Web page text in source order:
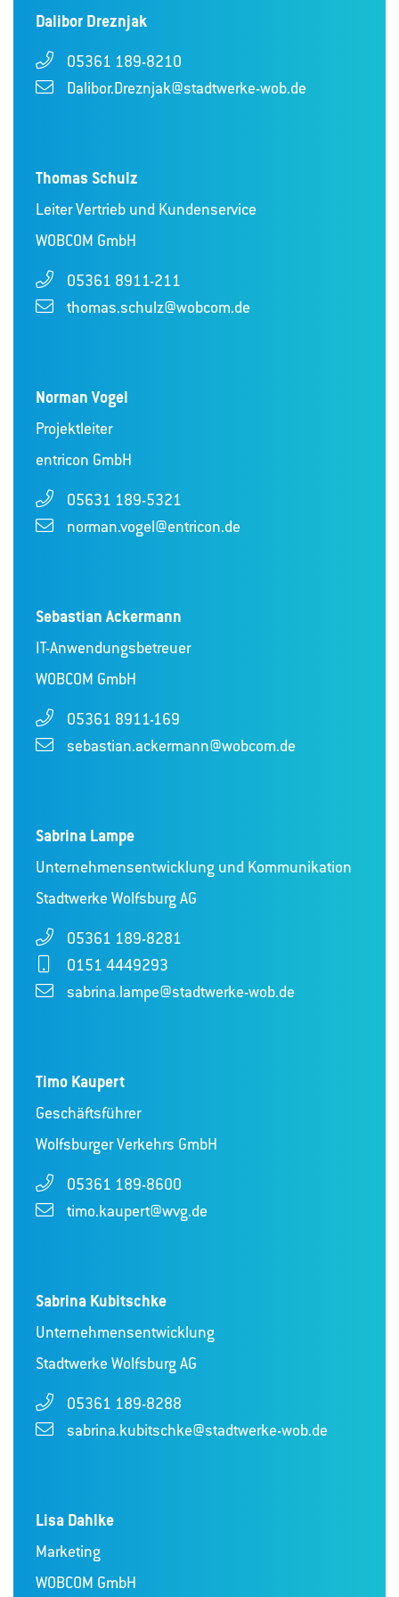
Dalibor Dreznjak
05361 189-8210
Dalibor.Dreznjak@stadtwerke-wob.de
Thomas Schulz
Leiter Vertrieb und Kundenservice
WOBCOM GmbH
05361 8911-211
thomas.schulz@wobcom.de
Norman Vogel
Projektleiter
entricon GmbH
05631 189-5321
norman.vogel@entricon.de
Sebastian Ackermann
IT-Anwendungsbetreuer
WOBCOM GmbH
05361 8911-169
sebastian.ackermann@wobcom.de
Sabrina Lampe
Unternehmensentwicklung und Kommunikation
Stadtwerke Wolfsburg AG
05361 189-8281
0151 4449293
sabrina.lampe@stadtwerke-wob.de
Timo Kaupert
Geschäftsführer
Wolfsburger Verkehrs GmbH
05361 189-8600
timo.kaupert@wvg.de
Sabrina Kubitschke
Unternehmensentwicklung
Stadtwerke Wolfsburg AG
05361 189-8288
sabrina.kubitschke@stadtwerke-wob.de
Lisa Dahlke
Marketing
WOBCOM GmbH